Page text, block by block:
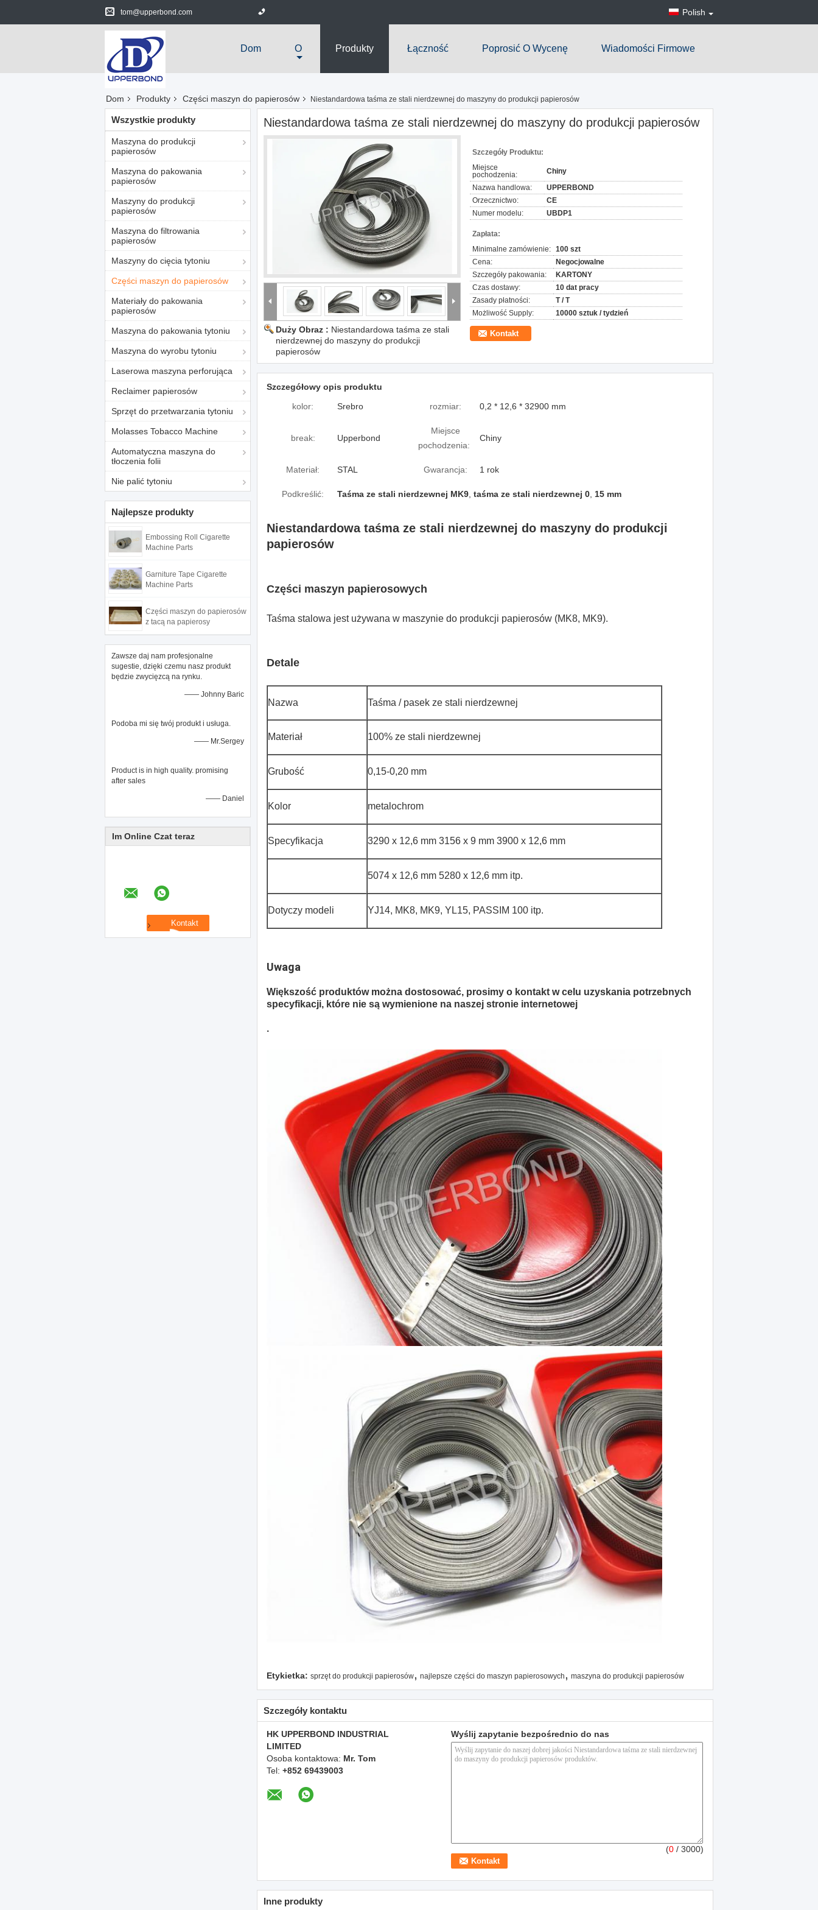
tom@upperbond.com Polish
Dom O Produkty Łączność Poprosić O Wycenę Wiadomości Firmowe
Dom Produkty Części maszyn do papierosów Niestandardowa taśma ze stali nierdzewnej do maszyny do produkcji papierosów
Wszystkie produkty
Maszyna do produkcji
papierosów
Maszyna do pakowania
papierosów
Maszyny do produkcji
papierosów
Maszyna do filtrowania
papierosów
Maszyny do cięcia tytoniu
Części maszyn do papierosów
Materiały do ​​pakowania
papierosów
Maszyna do pakowania tytoniu
Maszyna do wyrobu tytoniu
Laserowa maszyna perforująca
Reclaimer papierosów
Sprzęt do przetwarzania tytoniu
Molasses Tobacco Machine
Automatyczna maszyna do
tłoczenia folii
Nie palić tytoniu
Najlepsze produkty
Embossing Roll Cigarette
Machine Parts
Garniture Tape Cigarette
Machine Parts
Części maszyn do papierosów
z tacą na papierosy
Zawsze daj nam profesjonalne
sugestie, dzięki czemu nasz produkt
będzie zwycięzcą na rynku.
—— Johnny Baric
Podoba mi się twój produkt i usługa.
—— Mr.Sergey
Product is in high quality. promising
after sales
—— Daniel
Im Online Czat teraz
Niestandardowa taśma ze stali nierdzewnej do maszyny do produkcji papierosów
Duży Obraz : Niestandardowa taśma ze stali
nierdzewnej do maszyny do produkcji
papierosów
Szczegóły Produktu:
Miejsce
pochodzenia:
Chiny
Nazwa handlowa:
UPPERBOND
Orzecznictwo:
CE
Numer modelu:
UBDP1
Zapłata:
Minimalne zamówienie: 100 szt
Cena:
Negocjowalne
Szczegóły pakowania:
KARTONY
Czas dostawy:
10 dat pracy
Zasady płatności:
T / T
Możliwość Supply:
10000 sztuk / tydzień
Kontakt
Szczegółowy opis produktu
kolor:
Srebro rozmiar: 0,2 * 12,6 * 32900 mm
break: Upperbond
Miejsce
pochodzenia:
Chiny
Materiał: STAL Gwarancja: 1 rok
Podkreślić: Taśma ze stali nierdzewnej MK9 taśma ze stali nierdzewnej 0 15 mm
Niestandardowa taśma ze stali nierdzewnej do maszyny do produkcji
papierosów
Części maszyn papierosowych
Taśma stalowa jest używana w maszynie do produkcji papierosów (MK8, MK9).
Detale
Nazwa Taśma / pasek ze stali nierdzewnej
Materiał 100% ze stali nierdzewnej
Grubość 0,15-0,20 mm
Kolor metalochrom
Specyfikacja 3290 x 12,6 mm 3156 x 9 mm 3900 x 12,6 mm
5074 x 12,6 mm 5280 x 12,6 mm itp.
Dotyczy modeli YJ14, MK8, MK9, YL15, PASSIM 100 itp.
Uwaga
Większość produktów można dostosować, prosimy o kontakt w celu uzyskania potrzebnych
specyfikacji, które nie są wymienione na naszej stronie internetowej
.
Etykietka: sprzęt do produkcji papierosów, najlepsze części do maszyn papierosowych , maszyna do produkcji papierosów
Szczegóły kontaktu
HK UPPERBOND INDUSTRIAL
LIMITED
Osoba kontaktowa: Mr. Tom
Tel: +852 69439003
Wyślij zapytanie bezpośrednio do nas
(0 / 3000)
Inne produkty